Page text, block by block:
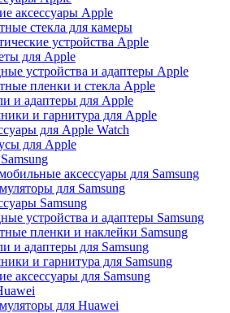
аксессуары Apple
стекла для камеры
устройства Apple
для Apple
устройства и адаптеры Apple
пленки и стекла Apple
и адаптеры для Apple
и гарнитура для Apple
для Apple Watch
для Apple
Samsung
аксессуары для Samsung
для Samsung
Samsung
устройства и адаптеры Samsung
пленки и наклейки Samsung
и адаптеры для Samsung
и гарнитура для Samsung
аксессуары для Samsung
для Huawei